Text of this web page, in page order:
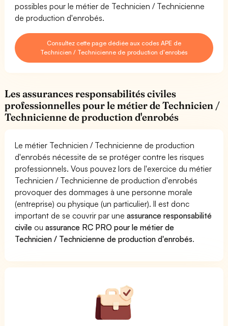
possibles pour le métier de Technicien / Technicienne
de production d'enrobés.
Consultez cette page dédiée aux codes APE de
Technicien / Technicienne de production d'enrobés
Les assurances responsabilités civiles
professionnelles pour le métier de Technicien /
Technicienne de production d'enrobés
Le métier Technicien / Technicienne de production
d'enrobés nécessite de se protéger contre les risques
professionnels. Vous pouvez lors de l'exercice du métier
Technicien / Technicienne de production d'enrobés
provoquer des dommages à une personne morale
(entreprise) ou physique (un particulier). Il est donc
important de se couvrir par uneassurance responsabilité
civile ouassurance RC PRO pour le métier de
Technicien / Technicienne de production d'enrobés.